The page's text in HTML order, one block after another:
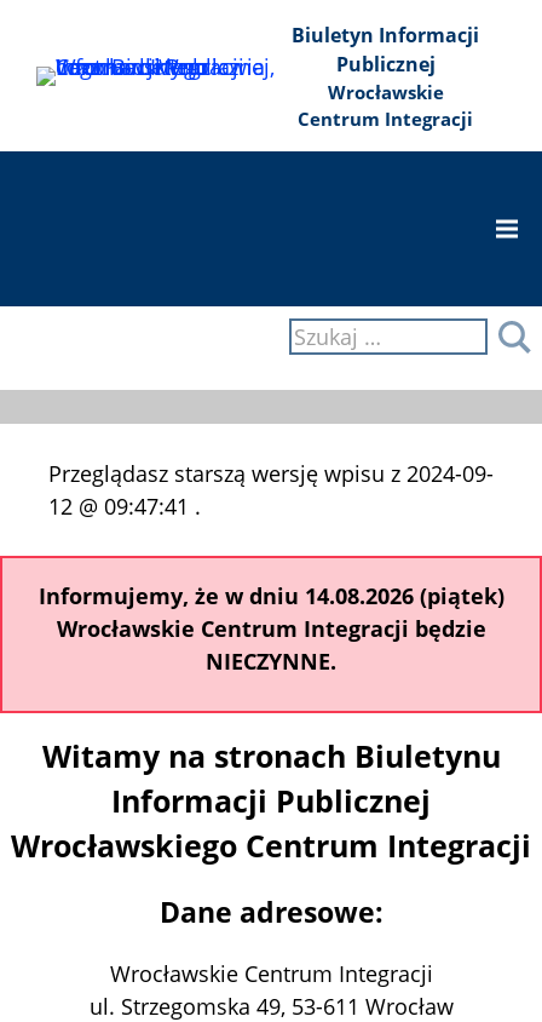
treści
głównego
wyszukiwarki
Biuletyn Informacji
Publicznej
Wrocławskie
Centrum Integracji
Szukaj:
Przeglądasz starszą wersję wpisu z 2024-09-
12 @ 09:47:41 .
Informujemy, że w dniu 14.08.2026 (piątek)
Wrocławskie Centrum Integracji będzie
NIECZYNNE.
Witamy na stronach Biuletynu
Informacji Publicznej
Wrocławskiego Centrum Integracji
Dane adresowe:
Wrocławskie Centrum Integracji
ul. Strzegomska 49, 53-611 Wrocław